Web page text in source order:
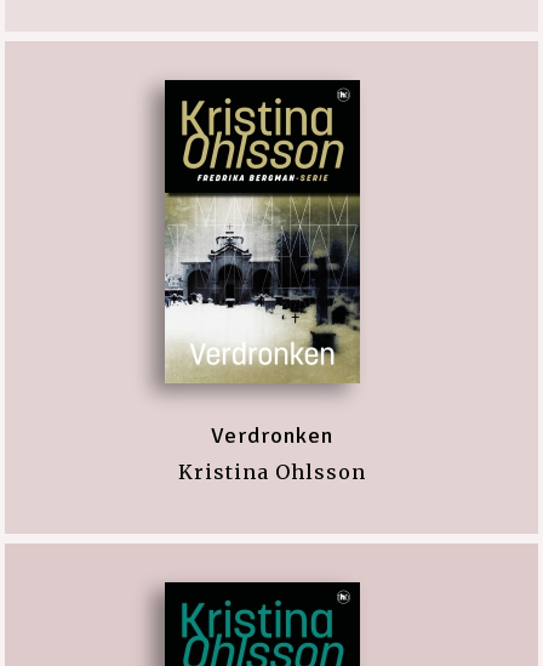
Verdronken
Kristina Ohlsson